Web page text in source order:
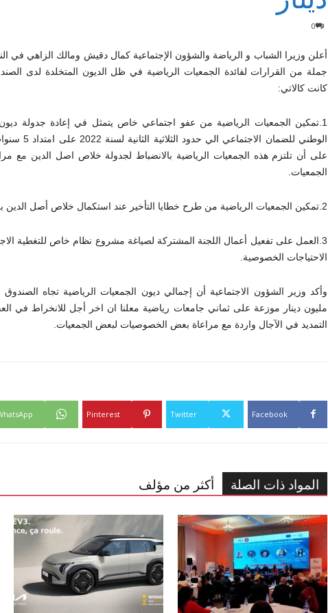
0
أعلن وزيرا الشباب و الرياضة والشؤون الإجتماعية كمال دقيش ومالك الزاهي في
جملة من القرارات لفائدة الجمعيات الرياضية في ظل الديون المتخلدة لدى
كانت كالاتي:
1.تمكين الجمعيات الرياضية من عفو اجتماعي خاص يتمثل في إعادة جدولة
على أن تلتزم هذه الجمعيات الرياضية بالانضباط لجدولة خلاص اصل الدين مع
الجمعيات.
2.تمكين الجمعيات الرياضية من طرح خطايا التأخير عند استكمال خلاص أصل الدين بعد استيفاء كل الاجراءات.
3.العمل على تفعيل أعمال اللجنة المشتركة لصياغة مشروع نظام خاص للتغطية
الاحتياجات الخصوصية.
التمديد في الآجال واردة مع مراعاة بعض الخصوصيات لبعض الجمعيات.
Facebook
Twitter
Pinterest
المواد ذات الصلة أكثر من مؤلف